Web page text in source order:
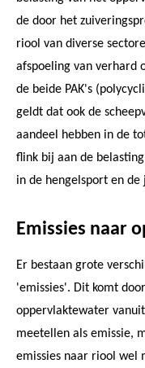
de door het
riool van diverse
afspoeling van verhard
de beide PAK's
geldt dat ook de
aandeel hebben in de
flink bij aan de
in de hengelsport en de
Emissies naar
Er bestaan grote
'emissies'. Dit komt
oppervlaktewater
meetellen als emissie,
emissies naar riool wel